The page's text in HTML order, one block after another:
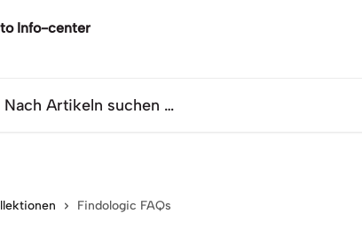
Findologic FAQs